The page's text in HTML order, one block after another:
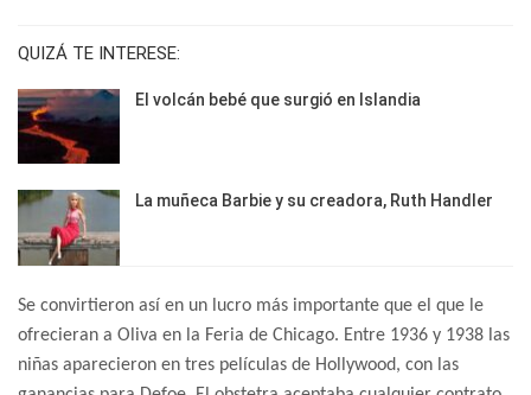
QUIZÁ TE INTERESE:
El volcán bebé que surgió en Islandia
La muñeca Barbie y su creadora, Ruth Handler
Se convirtieron así en un lucro más importante que el que le
ofrecieran a Oliva en la Feria de Chicago. Entre 1936 y 1938 las
niñas aparecieron en tres películas de Hollywood, con las